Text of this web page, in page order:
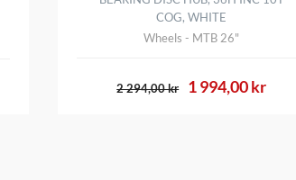
COG, WHITE
Wheels - MTB 26"
1 994,00 kr
2 294,00 kr